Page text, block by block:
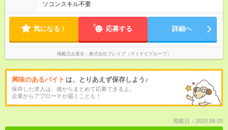
ソコンスキル不要
気になる！ 応募する 詳細へ
掲載元企業名 株式会社ブレイブ（マイナビグループ）
興味のあるバイト は、とりあえず保存しよう♪
保存した求人は、後からまとめて応募できるよ。
企業からアプローチが届くことも！
掲載日：2026.08.05